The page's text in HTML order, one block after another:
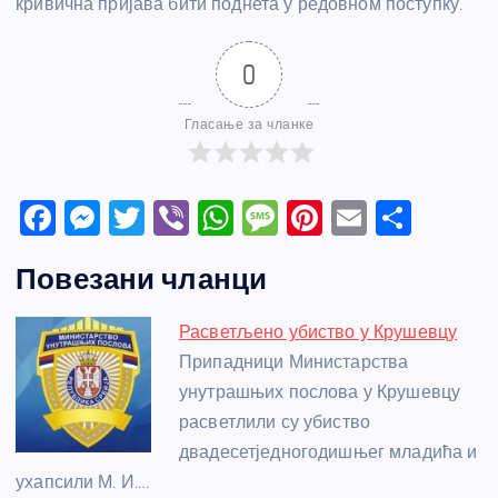
0
Гласање за чланке
F
c
e
b
o
o
k
M
ss
e
n
g
er
T
itt
er
Vi
er
W
at
s
A
p
p
M
a
g
e
Pi
e
st
E
e
Повезани чланци
Расветљено убиство у Крушевцу
Припадници Министарства
унутрашњих послова у Крушевцу
расветлили су убиство
двадесетједногодишњег младића и
ухапсили М. И.…